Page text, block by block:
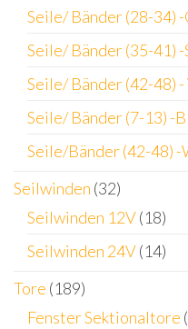
Seile/ Bänder (28-34)
Seile/ Bänder (35-41) -
Seile/ Bänder (42-48)
Seile/ Bänder (7-13) -
Seile/Bänder (42-48)
Seilwinden (32)
Seilwinden 12V(18)
Seilwinden 24V(14)
Tore (189)
Fenster Sektionaltore